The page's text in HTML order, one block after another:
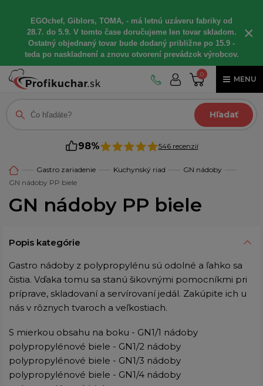
EGOchef, Giblors, TOMA, - má letnú uzáveru fabriky od
28.7. do 5.9. V tomto čase doručujeme len tovar skladom.
Ostatný objednaný tovar bude dodaný približne po 15.9 -
teda po naskladnení a znovu otvorení prevádzok výrobcov.
×
0
MENU
Hľadať
98% 546 recenzií
Gastro zariadenie Kuchynský riad
GN nádoby
GN nádoby PP biele
GN nádoby PP biele
Popis kategórie
Gastro nádoby z polypropylénu sú odolné a ľahko sa
čistia. Vďaka tomu sa stanú šikovnými pomocníkmi pri
príprave, skladovaní a servírovaní jedál. Zakúpite ich u
nás v rôznych tvaroch a veľkostiach.
S mierkou obsahu na boku - GN1/1 nádoby
polypropylénové biele - GN1/2 nádoby
polypropylénové biele - GN1/3 nádoby
polypropylénové biele - GN1/4 nádoby